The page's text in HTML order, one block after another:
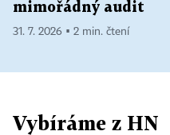
mimořádný audit
31. 7. 2026 ▪ 2 min. čtení
Vybíráme z HN